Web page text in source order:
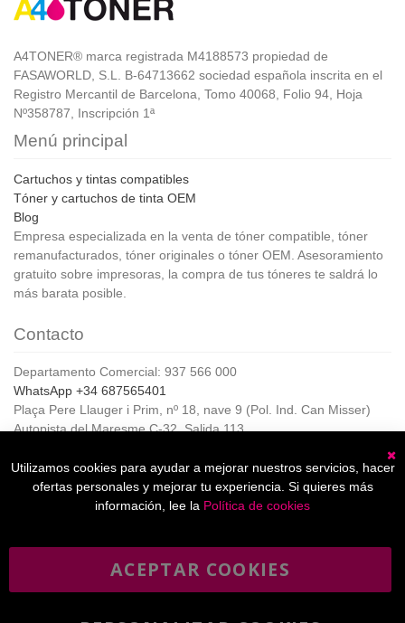
A4TONER® marca registrada M4188573 propiedad de
FASAWORLD, S.L. B-64713662 sociedad española inscrita en el
Registro Mercantil de Barcelona, Tomo 40068, Folio 94, Hoja
Nº358787, Inscripción 1ª
Menú principal
Cartuchos y tintas compatibles
Tóner y cartuchos de tinta OEM
Blog
Empresa especializada en la venta de tóner compatible, tóner
remanufacturados, tóner originales o tóner OEM. Asesoramiento
gratuito sobre impresoras, la compra de tus tóneres te saldrá lo
más barata posible.
Contacto
Departamento Comercial: 937 566 000
WhatsApp +34 687565401
Plaça Pere Llauger i Prim, nº 18, nave 9 (Pol. Ind. Can Misser)
Autopista del Maresme C-32, Salida 113
Horario de Atención al cliente:
De lunes a jueves de 8:00 a 17:00,
Viernes de 8:00 a 15:00
informativo
Utilizamos cookies para ayudar a mejorar nuestros servicios, hacer
ofertas personales y mejorar tu experiencia. Si quieres más
información, lee la Política de cookies
ACEPTAR COOKIES